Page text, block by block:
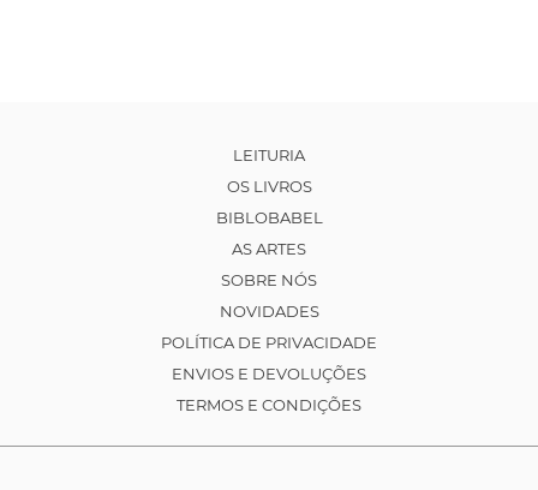
LEITURIA
OS LIVROS
BIBLOBABEL
AS ARTES
SOBRE NÓS
NOVIDADES
POLÍTICA DE PRIVACIDADE
ENVIOS E DEVOLUÇÕES
TERMOS E CONDIÇÕES